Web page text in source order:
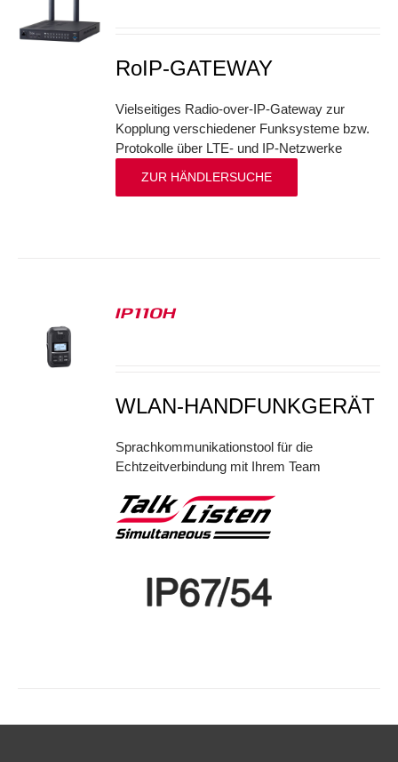
RoIP-GATEWAY
Vielseitiges Radio-over-IP-Gateway zur
Kopplung verschiedener Funksysteme bzw.
Protokolle über LTE- und IP-Netzwerke
ZUR HÄNDLERSUCHE
IP110H
WLAN-HANDFUNKGERÄT
Sprachkommunikationstool für die
Echtzeitverbindung mit Ihrem Team